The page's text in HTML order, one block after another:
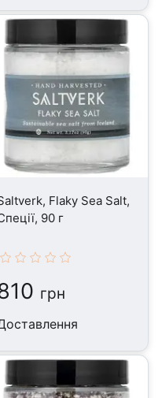
Flaky Sea Salt,
90 г
грн